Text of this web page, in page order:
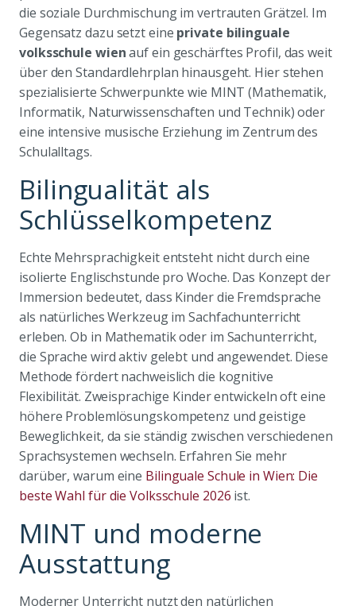
die soziale Durchmischung im vertrauten Grätzel. Im
Gegensatz dazu setzt eine private bilinguale
volksschule wienauf ein geschärftes Profil, das weit
über den Standardlehrplan hinausgeht. Hier stehen
spezialisierte Schwerpunkte wie MINT (Mathematik,
Informatik, Naturwissenschaften und Technik) oder
eine intensive musische Erziehung im Zentrum des
Schulalltags.
Bilingualität als
Schlüsselkompetenz
Echte Mehrsprachigkeit entsteht nicht durch eine
isolierte Englischstunde pro Woche. Das Konzept der
Immersion bedeutet, dass Kinder die Fremdsprache
als natürliches Werkzeug im Sachfachunterricht
erleben. Ob in Mathematik oder im Sachunterricht,
die Sprache wird aktiv gelebt und angewendet. Diese
Methode fördert nachweislich die kognitive
Flexibilität. Zweisprachige Kinder entwickeln oft eine
höhere Problemlösungskompetenz und geistige
Beweglichkeit, da sie ständig zwischen verschiedenen
Sprachsystemen wechseln. Erfahren Sie mehr
darüber, warum eine Bilinguale Schule in Wien: Die
beste Wahl für die Volksschule 2026 ist.
MINT und moderne
Ausstattung
Moderner Unterricht nutzt den natürlichen